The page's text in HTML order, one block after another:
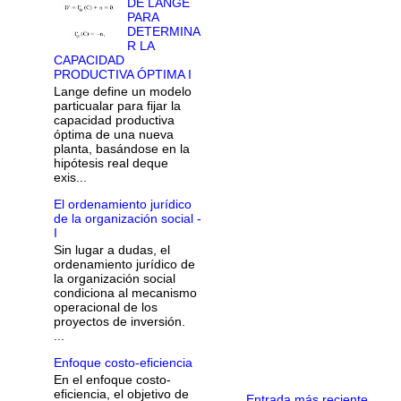
DE LANGE
PARA
DETERMINA
R LA
CAPACIDAD
PRODUCTIVA ÓPTIMA I
Lange define un modelo
particualar para fijar la
capacidad productiva
óptima de una nueva
planta, basándose en la
hipótesis real deque
exis...
El ordenamiento jurídico
de la organización social -
I
Sin lugar a dudas, el
ordenamiento jurídico de
la organización social
condiciona al mecanismo
operacional de los
proyectos de inversión.
Enfoque costo-eficiencia
En el enfoque costo-
eficiencia, el objetivo de